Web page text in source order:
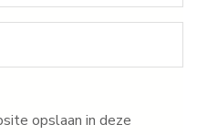
opslaan in deze